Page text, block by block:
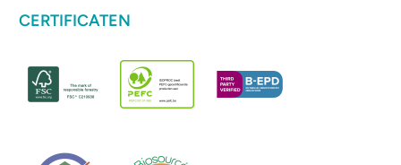
CERTIFICATEN